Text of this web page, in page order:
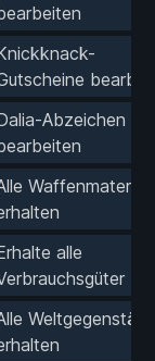
Abzeichen
alle